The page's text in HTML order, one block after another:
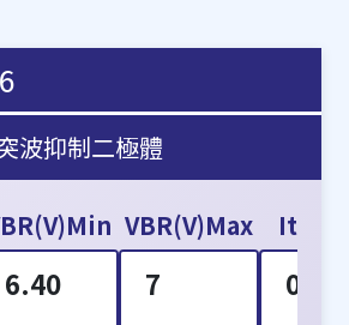
波抑制二極體
6.40
VBR(V)Max
7
0001